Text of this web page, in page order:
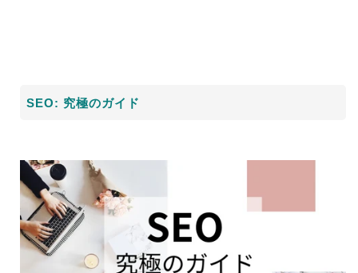
SEO: 究極のガイド